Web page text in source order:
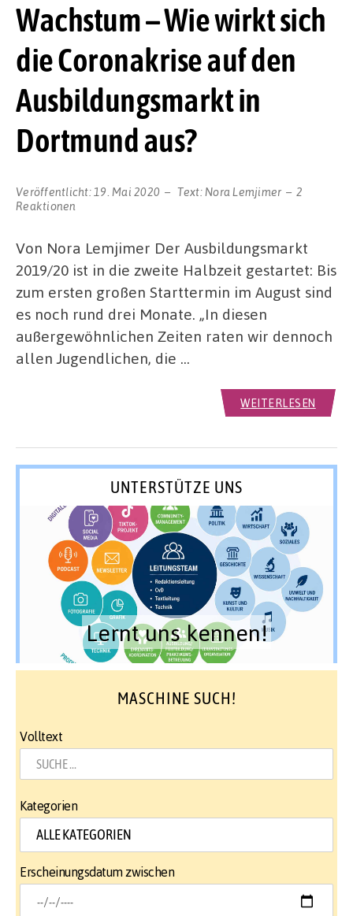
Wachstum – Wie wirkt sich
die Coronakrise auf den
Ausbildungsmarkt in
Dortmund aus?
Veröffentlicht: 19. Mai 2020 Text: Nora Lemjimer
2
Reaktionen
Von Nora Lemjimer Der Ausbildungsmarkt
2019/20 ist in die zweite Halbzeit gestartet: Bis
zum ersten großen Starttermin im August sind
es noch rund drei Monate. „In diesen
außergewöhnlichen Zeiten raten wir dennoch
allen Jugendlichen, die …
WEITERLESEN
UNTERSTÜTZE UNS
Lernt uns kennen!
MASCHINE SUCH!
Volltext
Kategorien
Erscheinungsdatum zwischen